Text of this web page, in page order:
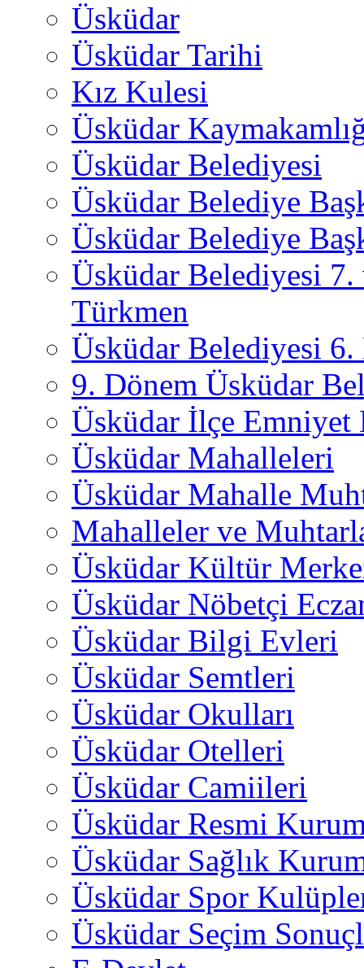
Üsküdar
Üsküdar Tarihi
Kız Kulesi
Üsküdar
Üsküdar Belediyesi
Üsküdar Belediye
Üsküdar Belediye
Üsküdar Belediyesi
Türkmen
Üsküdar Belediyesi 6.
9. Dönem Üsküdar
Üsküdar İlçe
Üsküdar Mahalleleri
Üsküdar Mahalle
Mahalleler ve
Üsküdar Kültür
Üsküdar Nöbetçi
Üsküdar Bilgi Evleri
Üsküdar Semtleri
Üsküdar Okulları
Üsküdar Otelleri
Üsküdar Camiileri
Üsküdar Resmi
Üsküdar Sağlık
Üsküdar Spor
Üsküdar Seçim